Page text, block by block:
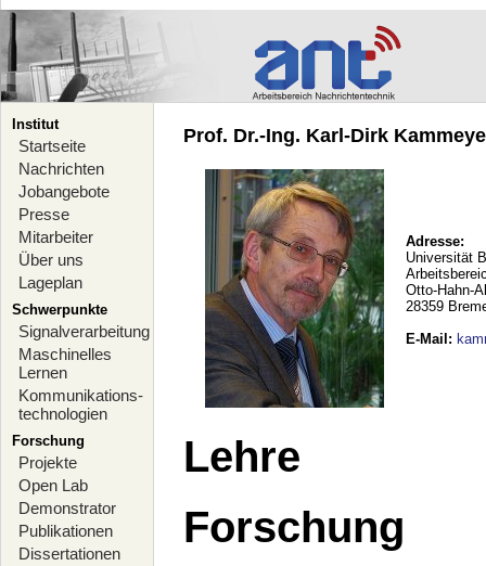
Institut
Startseite
Nachrichten
Jobangebote
Presse
Mitarbeiter
Über uns
Lageplan
Schwerpunkte
Signalverarbeitung
Maschinelles
Lernen
Kommunikations-
technologien
Forschung
Projekte
Open Lab
Demonstrator
Publikationen
Dissertationen
Prof. Dr.-Ing. Karl-Dirk
Adresse:
Universität
Otto-Hahn-
28359
E-Mail :
Lehre
Forschung